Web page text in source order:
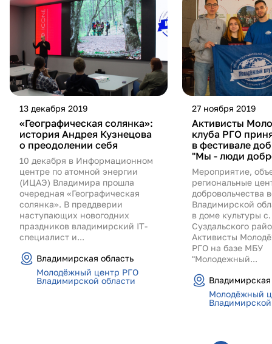
13 декабря 2019
«Географическая солянка»:
история Андрея Кузнецова
о преодолении себя
10 декабря в Информационном
центре по атомной энергии
(ИЦАЭ) Владимира прошла
очередная «Географическая
солянка». В преддверии
наступающих новогодних
праздников владимирский IT-
специалист и...
Владимирская область
Молодёжный центр РГО
Владимирской области
27 ноября 2019
Активисты
клуба РГО
в фестивале
"Мы - люди
Мероприятие,
региональные
добровольчества
Владимирской
в доме культуры
Суздальского
Активисты
РГО на базе МБУ
"Молодежный...
Владимирская
Молодёжный